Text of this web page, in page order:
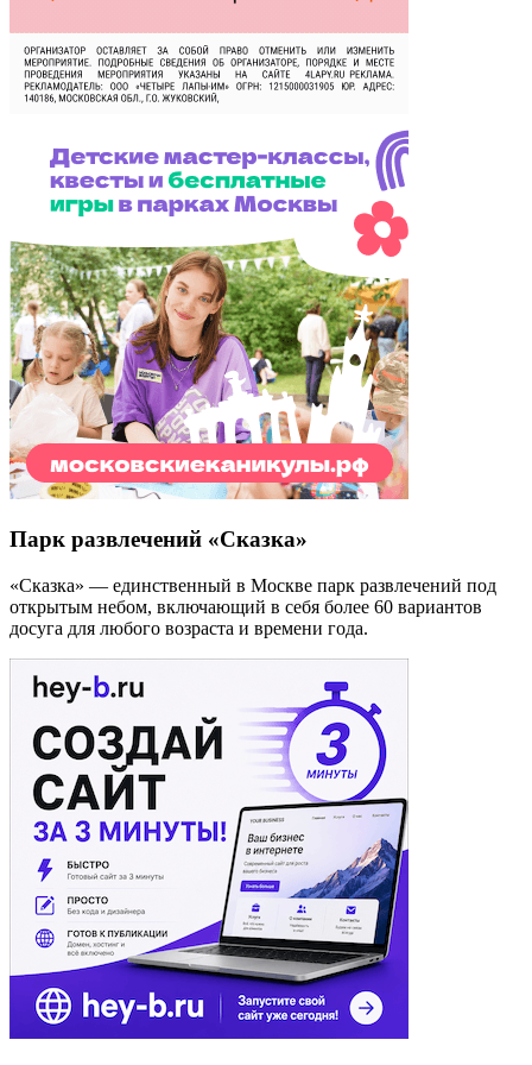
Парк развлечений «Сказка»
«Сказка» — единственный в Москве парк развлечений под
открытым небом, включающий в себя более 60 вариантов
досуга для любого возраста и времени года.